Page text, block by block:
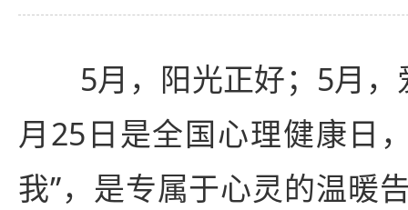
5月，阳光正好；5月
月25日是全国心理健康日
我”，是专属于心灵的温暖